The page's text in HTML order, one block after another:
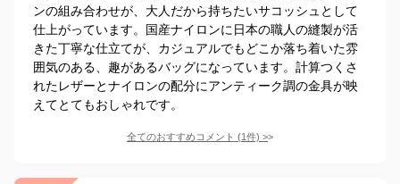
ンの組み合わせが、大人だから持ちたいサコッシュとして
仕上がっています。国産ナイロンに日本の職人の縫製が活
きた丁寧な仕立てが、カジュアルでもどこか落ち着いた雰
囲気のある、趣があるバッグになっています。計算つくさ
れたレザーとナイロンの配分にアンティーク調の金具が映
えてとてもおしゃれです。
全てのおすすめコメント (1件) >